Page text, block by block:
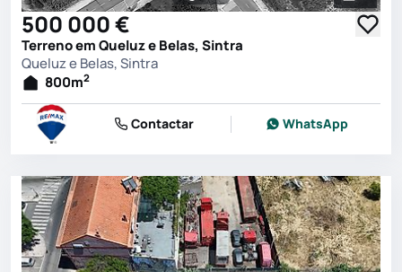
500 000 €
Terreno em Queluz e Belas, Sintra
Queluz e Belas, Sintra
800m2
Contactar WhatsApp